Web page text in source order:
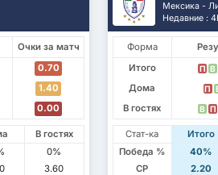
Очки за матч
0.70
1.40
0.00
В гостях
0%
3.60
Мексика -
Недавние :
Форма
Итого
П В
Дома
П
В гостях
В П
Стат-ка Итого
Победа %
40%
СР
2.20